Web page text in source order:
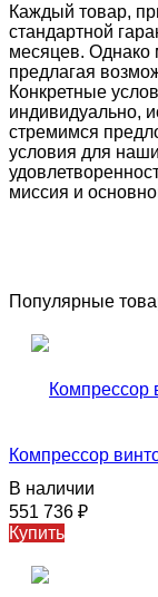
Каждый товар,
стандартной
месяцев. Однако
предлагая
Конкретные
индивидуально,
стремимся
условия для
миссия и
Популярные
Компрессор
В наличии
551 736 ₽
Купить